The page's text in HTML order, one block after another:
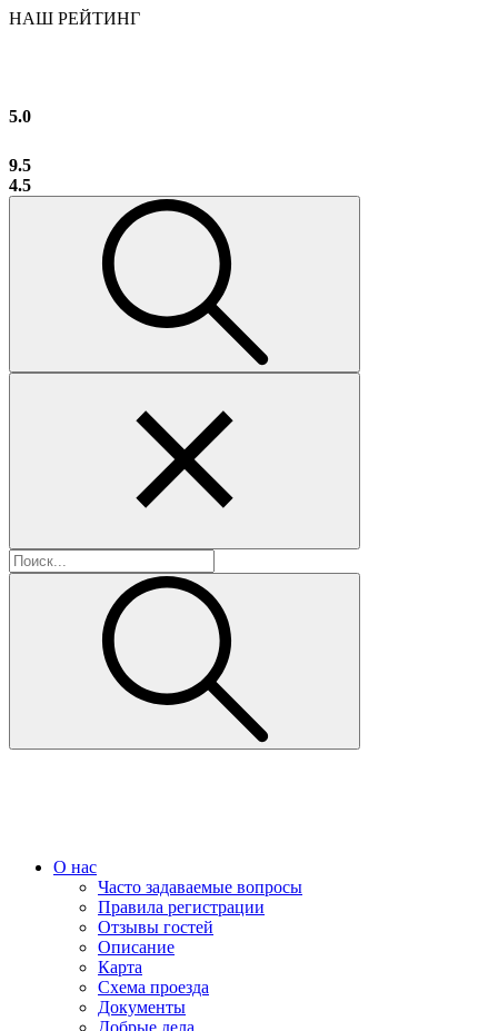
НАШ РЕЙТИНГ
5.0
9.5
4.5
О нас
Часто задаваемые вопросы
Правила регистрации
Отзывы гостей
Описание
Карта
Схема проезда
Документы
Добрые дела